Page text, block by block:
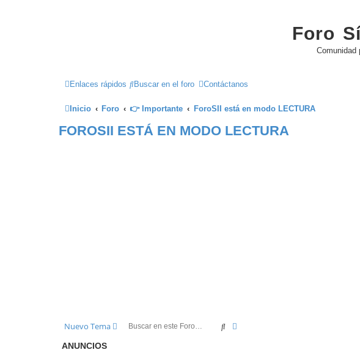
Foro
Comunidad
Enlaces rápidos Buscar en el foro Contáctanos
Inicio Foro 👉 Importante ForoSII está en modo LECTURA
FOROSII ESTÁ EN MODO LECTURA
Nuevo Tema Buscar
ANUNCIOS